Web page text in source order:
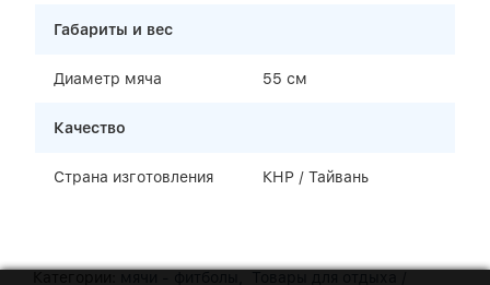
Габариты и вес
Диаметр мяча 55 см
Качество
Страна изготовления КНР / Тайвань